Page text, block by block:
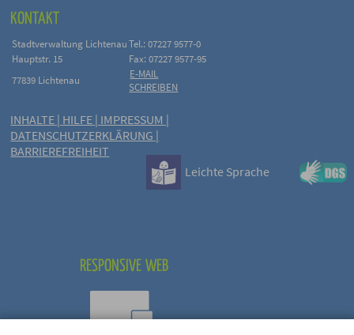
KONTAKT
Stadtverwaltung Lichtenau Tel.: 07227 9577-0
Hauptstr. 15
Fax: 07227 9577-95
77839 Lichtenau
E-MAIL
SCHREIBEN
INHALTE | HILFE | IMPRESSUM |
DATENSCHUTZERKLÄRUNG |
BARRIEREFREIHEIT
Leichte Sprache
RESPONSIVE WEB